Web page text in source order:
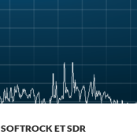
SOFTROCK ET SDR